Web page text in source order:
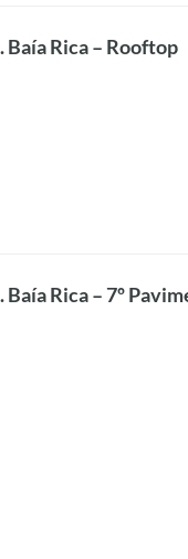
Baía Rica – Rooftop
Baía Rica – 7º